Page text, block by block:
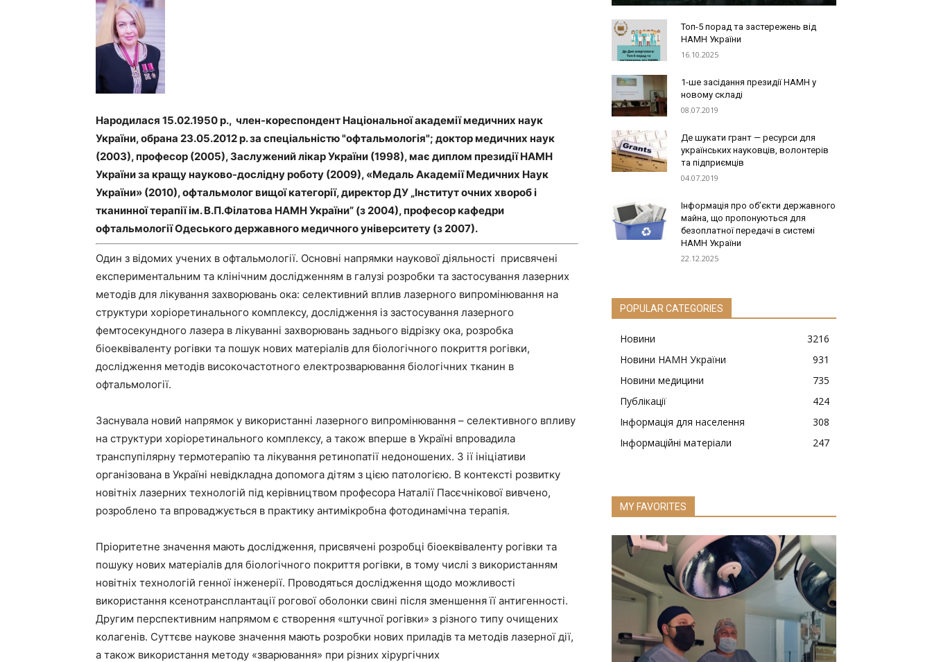
Народилася 15.02.1950 р., член-кореспондент Національної академії медичних наук
України, обрана 23.05.2012 р. за спеціальністю "офтальмологія"; доктор медичних наук
(2003), професор (2005), Заслужений лікар України (1998), має диплом президії НАМН
України за кращу науково-дослідну роботу (2009), «Медаль Академії Медичних Наук
України» (2010), офтальмолог вищої категорії, директор ДУ „Інститут очних хвороб і
тканинної терапії ім. В.П.Філатова НАМН України” (з 2004), професор кафедри
офтальмології Одеського державного медичного університету (з 2007).
Один з відомих учених в офтальмології. Основні напрямки наукової діяльності присвячені
експериментальним та клінічним дослідженням в галузі розробки та застосування лазерних
методів для лікування захворювань ока: селективний вплив лазерного випромінювання на
структури хоріоретинального комплексу, дослідження із застосування лазерного
фемтосекундного лазера в лікуванні захворювань заднього відрізку ока, розробка
біоеквіваленту рогівки та пошук нових матеріалів для біологічного покриття рогівки,
дослідження методів високочастотного електрозварювання біологічних тканин в
офтальмології.
Заснувала новий напрямок у використанні лазерного випромінювання – селективного впливу
на структури хоріоретинального комплексу, а також вперше в Україні впровадила
транспупілярну термотерапію та лікування ретинопатії недоношених. З ії ініціативи
організована в Україні невідкладна допомога дітям з цією патологією. В контексті розвитку
новітніх лазерних технологій під керівництвом професора Наталії Пасєчнікової вивчено,
розроблено та впроваджується в практику антимікробна фотодинамічна терапія.
Пріоритетне значення мають дослідження, присвячені розробці біоеквіваленту рогівки та
пошуку нових матеріалів для біологічного покриття рогівки, в тому числі з використанням
новітніх технологій генної інженерії. Проводяться дослідження щодо можливості
використання ксенотрансплантації рогової оболонки свині після зменшення її антигенності.
Другим перспективним напрямом є створення «штучної рогівки» з різного типу очищених
колагенів. Суттєве наукове значення мають розробки нових приладів та методів лазерної дії,
а також використання методу «зварювання» при різних хірургічних
Топ-5 порад та застережень від
НАМН України
16.10.2025
1-ше засідання президії НАМН у
новому складі
08.07.2019
Де шукати грант — ресурси для
українських науковців, волонтерів
та підприємців
04.07.2019
Інформація про обʼєкти державного
майна, що пропонуються для
безоплатної передачі в системі
НАМН України
22.12.2025
POPULAR CATEGORIES
Новини
3216
Новини НАМН України
931
Новини медицини
735
Публікації
424
Інформація для населення
308
Інформаційні матеріали
247
MY FAVORITES